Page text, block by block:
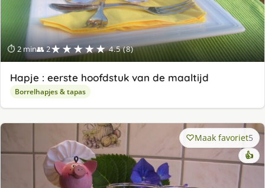
⏱ 2 min👥 2★★★★★ 4.5 (8)
Hapje : eerste hoofdstuk van de maaltijd
Borrelhapjes & tapas
Maak favoriet5
👍